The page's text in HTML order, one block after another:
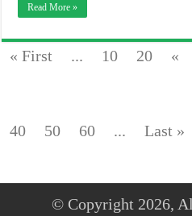
Read More »
« First ... 10 20 «
40
50 60 ... Last »
© Copyright 2026,